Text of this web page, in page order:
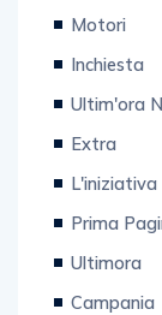
Motori
Inchiesta
Ultim'ora
Extra
L'iniziativa
Prima
Ultimora
Campania